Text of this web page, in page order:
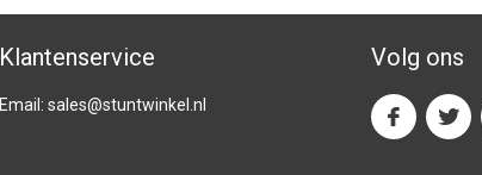
Klantenservice
Email: sales@stuntwinkel.nl
Volg ons